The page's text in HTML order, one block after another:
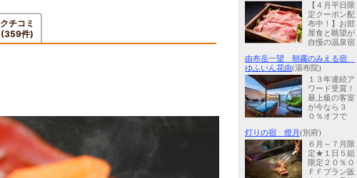
クチコミ
(359件)
【４月平日限
定クーポン配
布中！】お部
屋食と眺望が
自慢の温泉宿
由布岳一望 朝霧のみえる宿
ゆふいん花由(湯布院)
１３年連続ア
ワード受賞！
最上級の客室
が今なら３
０％オフで
灯りの宿 燈月 (別府)
６月～７月限
定★１日５組
限定２０％Ｏ
ＦＦプラン販